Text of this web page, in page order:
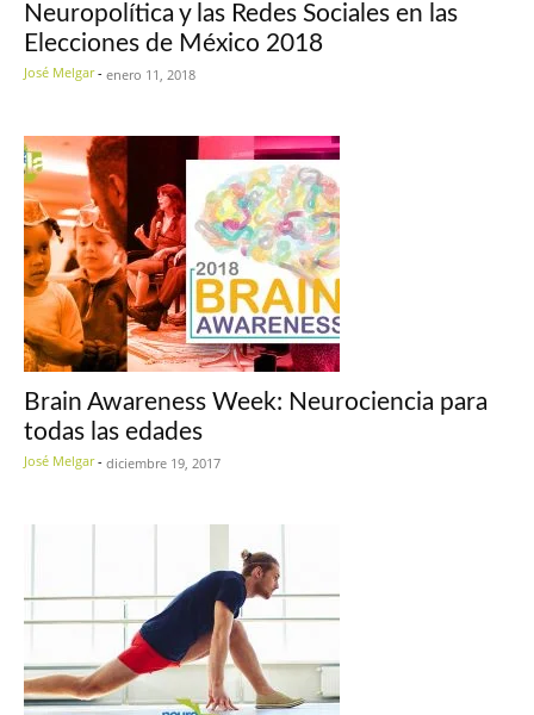
Neuropolítica y las Redes Sociales en las
Elecciones de México 2018
José Melgar - enero 11, 2018
Brain Awareness Week: Neurociencia para
todas las edades
José Melgar - diciembre 19, 2017